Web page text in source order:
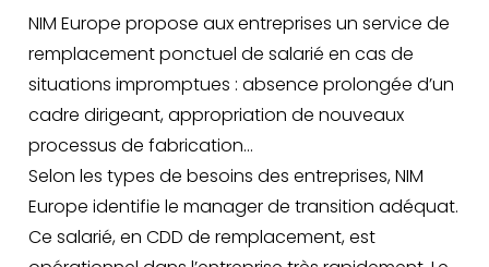
NIM Europe propose aux entreprises un service de
remplacement ponctuel de salarié en cas de
situations impromptues : absence prolongée d’un
cadre dirigeant, appropriation de nouveaux
processus de fabrication…
Selon les types de besoins des entreprises, NIM
Europe identifie le manager de transition adéquat.
Ce salarié, en CDD de remplacement, est